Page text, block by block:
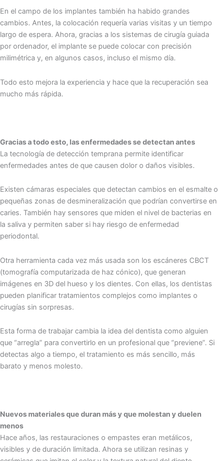
En el campo de los implantes también ha habido grandes
cambios. Antes, la colocación requería varias visitas y un tiempo
largo de espera. Ahora, gracias a los sistemas de cirugía guiada
por ordenador, el implante se puede colocar con precisión
milimétrica y, en algunos casos, incluso el mismo día.
Todo esto mejora la experiencia y hace que la recuperación sea
mucho más rápida.
Gracias a todo esto, las enfermedades se detectan antes
La tecnología de detección temprana permite identificar
enfermedades antes de que causen dolor o daños visibles.
Existen cámaras especiales que detectan cambios en el esmalte o
pequeñas zonas de desmineralización que podrían convertirse en
caries. También hay sensores que miden el nivel de bacterias en
la saliva y permiten saber si hay riesgo de enfermedad
periodontal.
Otra herramienta cada vez más usada son los escáneres CBCT
(tomografía computarizada de haz cónico), que generan
imágenes en 3D del hueso y los dientes. Con ellas, los dentistas
pueden planificar tratamientos complejos como implantes o
cirugías sin sorpresas.
Esta forma de trabajar cambia la idea del dentista como alguien
que “arregla” para convertirlo en un profesional que “previene”. Si
detectas algo a tiempo, el tratamiento es más sencillo, más
barato y menos molesto.
Nuevos materiales que duran más y que molestan y duelen
menos
Hace años, las restauraciones o empastes eran metálicos,
visibles y de duración limitada. Ahora se utilizan resinas y